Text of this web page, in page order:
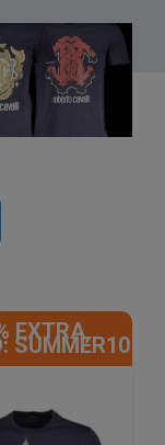
EXTRA,
SUMMER10